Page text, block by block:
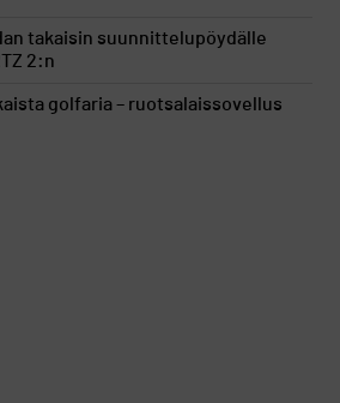
takaisin suunnittelupöydälle
2:n
golfaria – ruotsalaissovellus